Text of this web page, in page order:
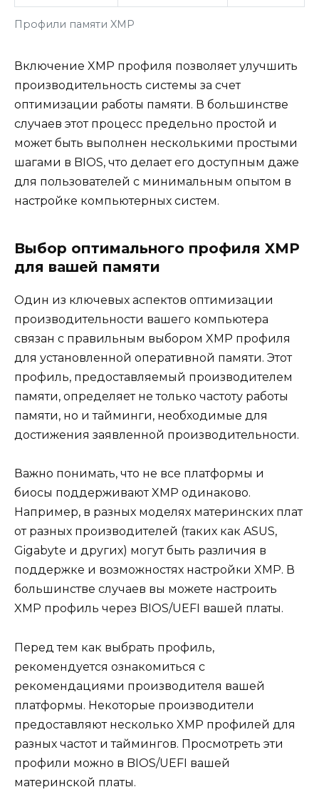
Профили памяти XMP
Включение XMP профиля позволяет улучшить
производительность системы за счет
оптимизации работы памяти. В большинстве
случаев этот процесс предельно простой и
может быть выполнен несколькими простыми
шагами в BIOS, что делает его доступным даже
для пользователей с минимальным опытом в
настройке компьютерных систем.
Выбор оптимального профиля XMP
для вашей памяти
Один из ключевых аспектов оптимизации
производительности вашего компьютера
связан с правильным выбором XMP профиля
для установленной оперативной памяти. Этот
профиль, предоставляемый производителем
памяти, определяет не только частоту работы
памяти, но и тайминги, необходимые для
достижения заявленной производительности.
Важно понимать, что не все платформы и
биосы поддерживают XMP одинаково.
Например, в разных моделях материнских плат
от разных производителей (таких как ASUS,
Gigabyte и других) могут быть различия в
поддержке и возможностях настройки XMP. В
большинстве случаев вы можете настроить
XMP профиль через BIOS/UEFI вашей платы.
Перед тем как выбрать профиль,
рекомендуется ознакомиться с
рекомендациями производителя вашей
платформы. Некоторые производители
предоставляют несколько XMP профилей для
разных частот и таймингов. Просмотреть эти
профили можно в BIOS/UEFI вашей
материнской платы.